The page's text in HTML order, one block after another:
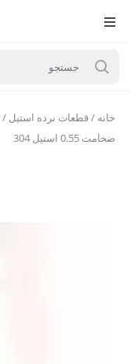
خانه /قطعات نرده استیل /
ضخامت 0.55 استیل 304